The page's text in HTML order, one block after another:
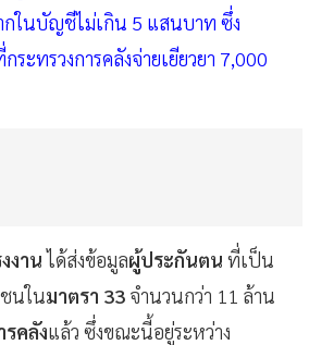
ในบัญชีไม่เกิน 5 แสนบาท ซึ่ง
ระทรวงการคลังจ่ายเยียวยา 7,000
งานได้ส่งข้อมูลผู้ประกันตน ที่เป็น
นในมาตรา 33 จำนวนกว่า 11 ล้าน
คลังแล้ว ซึ่งขณะนี้อยู่ระหว่าง